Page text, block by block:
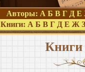
Авторы: А Б В Г Д Е
Книги: А Б В Г Д Е Ж З
Книги